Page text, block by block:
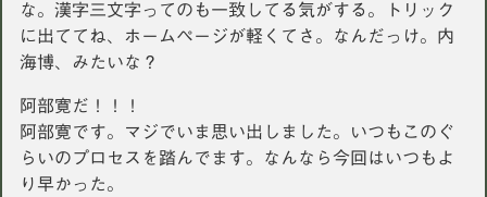
な。漢字三文字ってのも一致してる気がする。トリック
に出ててね、ホームページが軽くてさ。なんだっけ。内
海博、みたいな？
阿部寛だ！！！
阿部寛です。マジでいま思い出しました。いつもこのぐ
らいのプロセスを踏んでます。なんなら今回はいつもよ
り早かった。